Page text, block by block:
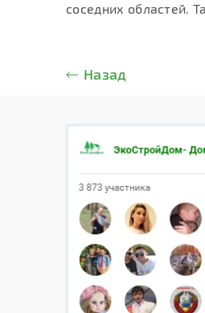
соседних областей.
Назад